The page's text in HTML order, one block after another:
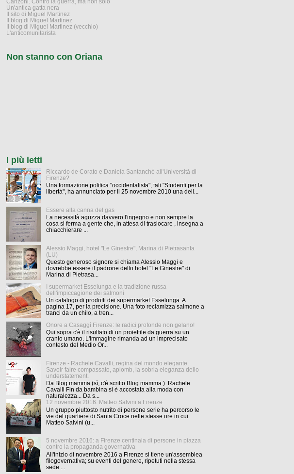
Un'antica gatta nera
Il sito di Miguel Martinez
Il blog di Miguel Martinez
Il blog di Miguel Martinez (vecchio)
L'anticomunitarista
Non stanno con Oriana
I più letti
Riccardo de Corato e Daniela Santanché all'Università di
Firenze?
Una formazione politica "occidentalista", tali "Studenti per la
libertà", ha annunciato per il 25 novembre 2010 una dell...
Essere alla canna del gas
La necessità aguzza davvero l'ingegno e non sempre la
cosa si ferma a gente che, in attesa di traslocare , insegna a
chiacchierare ...
Alessio Maggi, hotel "Le Ginestre", Marina di Pietrasanta
(LU)
Questo generoso signore si chiama Alessio Maggi e
dovrebbe essere il padrone dello hotel "Le Ginestre" di
Marina di Pietrasa...
I supermarket Esselunga e la tradizione russa
dell'impiccagione dei salmoni
Un catalogo di prodotti dei supermarket Esselunga. A
pagina 17, per la precisione. Una foto reclamizza salmone a
tranci da un chilo, a tren...
Onore a Casaggì Firenze: le radici profonde non gelano!
Qui sopra c'è il risultato di un proiettile da guerra su un
cranio umano. L'immagine rimanda ad un imprecisato
contesto del Medio Or...
Firenze - Rachele Cavalli, regina del mondo elegante.
Savoir faire compassato, aplomb, la sobria eleganza dello
understatement.
Da Blog mamma (sì, c'è scritto Blog mamma ). Rachele
Cavalli Fin da bambina si è accostata alla moda con
naturalezza... Da s...
12 novembre 2016: Matteo Salvini a Firenze
Un gruppo piuttosto nutrito di persone serie ha percorso le
vie del quartiere di Santa Croce nelle stesse ore in cui
Matteo Salvini (u...
5 novembre 2016: a Firenze centinaia di persone in piazza
contro la propaganda governativa
All'inizio di novembre 2016 a Firenze si tiene un'assemblea
filogovernativa; su eventi del genere, ripetuti nella stessa
sede ...